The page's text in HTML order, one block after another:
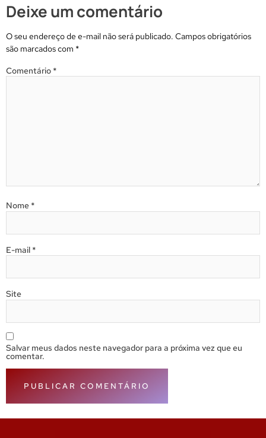
Deixe um comentário
O seu endereço de e-mail não será publicado. Campos obrigatórios
são marcados com *
Comentário *
Nome *
E-mail *
Site
Salvar meus dados neste navegador para a próxima vez que eu
comentar.